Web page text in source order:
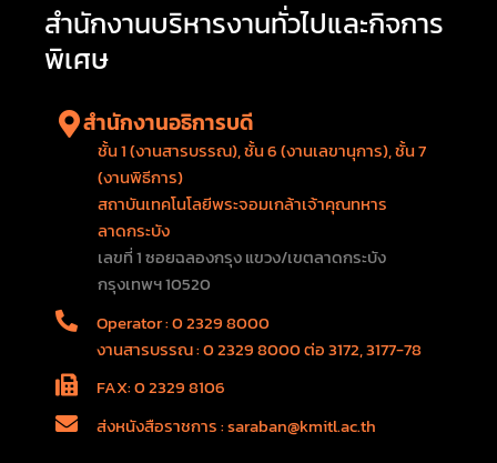
สำนักงานบริหารงานทั่วไปและกิจการ
พิเศษ
สำนักงานอธิการบดี
ชั้น 1 (งานสารบรรณ), ชั้น 6 (งานเลขานุการ), ชั้น 7
(งานพิธีการ)
สถาบันเทคโนโลยีพระจอมเกล้าเจ้าคุณทหาร
ลาดกระบัง
เลขที่ 1 ซอยฉลองกรุง แขวง/เขตลาดกระบัง
กรุงเทพฯ 10520
Operator : 0 2329 8000
งานสารบรรณ : 0 2329 8000 ต่อ 3172, 3177-78
FAX: 0 2329 8106
ส่งหนังสือราชการ : saraban@kmitl.ac.th